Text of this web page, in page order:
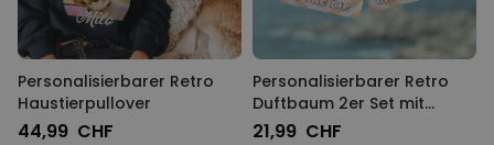
Personalisierbarer Retro
Haustierpullover
44,99 CHF
Personalisierbarer Retro
Duftbaum 2er Set mit
Gesicht und Text
21,99 CHF